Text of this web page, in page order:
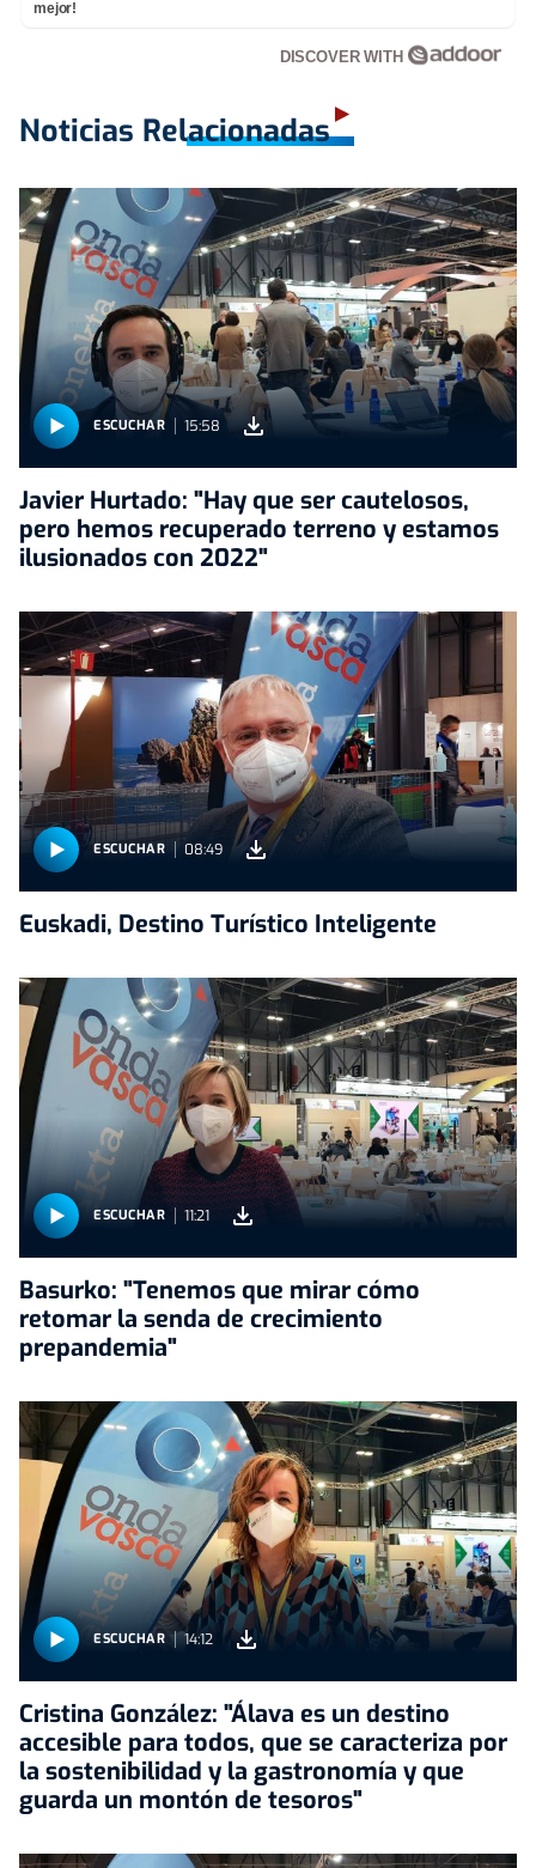
mejor!
DISCOVER WITH
Noticias Relacionadas
ESCUCHAR 15:58
Javier Hurtado: "Hay que ser cautelosos,
pero hemos recuperado terreno y estamos
ilusionados con 2022"
ESCUCHAR 08:49
Euskadi, Destino Turístico Inteligente
ESCUCHAR 11:21
Basurko: "Tenemos que mirar cómo
retomar la senda de crecimiento
prepandemia"
ESCUCHAR 14:12
Cristina González: "Álava es un destino
accesible para todos, que se caracteriza por
la sostenibilidad y la gastronomía y que
guarda un montón de tesoros"